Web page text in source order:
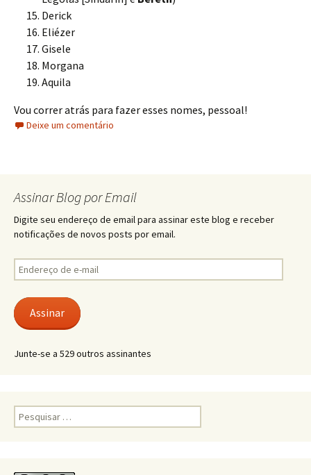
Derick
Eliézer
Gisele
Morgana
Aquila
Vou correr atrás para fazer esses nomes, pessoal!
Deixe um comentário
Assinar Blog por Email
Digite seu endereço de email para assinar este blog e receber
notificações de novos posts por email.
Endereço
de
mail Assinar
Junte-se a 529 outros assinantes
Pesquisar
por: